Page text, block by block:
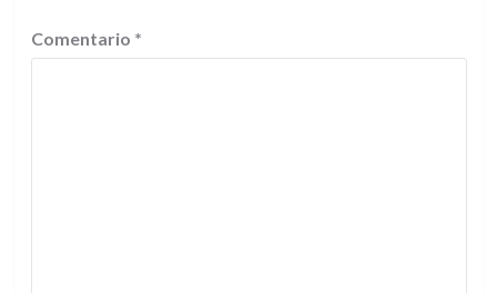
Comentario *